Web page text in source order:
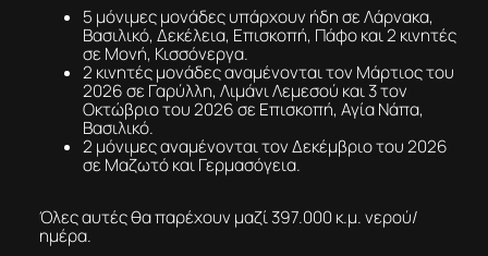
5 μόνιμες μονάδες υπάρχουν ήδη σε Λάρνακα,
Βασιλικό, Δεκέλεια, Επισκοπή, Πάφο και 2 κινητές
σε Μονή, Κισσόνεργα.
2 κινητές μονάδες αναμένονται τον Μάρτιος του
2026 σε Γαρύλλη, Λιμάνι Λεμεσού και 3 τον
Οκτώβριο του 2026 σε Επισκοπή, Αγία Νάπα,
Βασιλικό.
2 μόνιμες αναμένονται τον Δεκέμβριο του 2026
σε Μαζωτό και Γερμασόγεια.
Όλες αυτές θα παρέχουν μαζί 397.000 κ.μ. νερού/
ημέρα.